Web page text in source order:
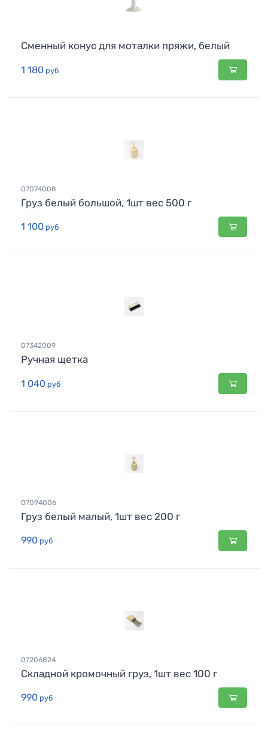
Сменный конус для моталки пряжи, белый
1 180 руб
07074008
Груз белый большой, 1шт вес 500 г
1 100 руб
07342009
Ручная щетка
1 040 руб
07094006
Груз белый малый, 1шт вес 200 г
990 руб
07206824
Складной кромочный груз, 1шт вес 100 г
990 руб